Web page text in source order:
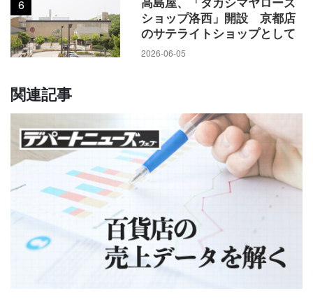
6
ショップ洛西」開設 京都店
のサテライトショップとして
2026-06-05
関連記事